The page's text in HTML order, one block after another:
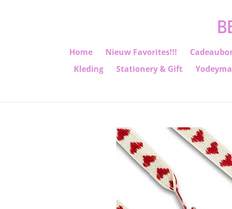
Home Nieuw Favorites!!!
Kleding
Stationery & Gift